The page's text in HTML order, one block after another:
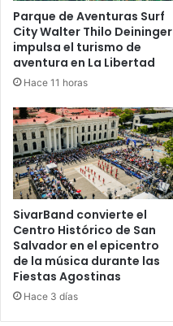
Parque de Aventuras Surf
City Walter Thilo Deininger
impulsa el turismo de
aventura en La Libertad
Hace 11 horas
SivarBand convierte el
Centro Histórico de San
Salvador en el epicentro
de la música durante las
Fiestas Agostinas
Hace 3 días